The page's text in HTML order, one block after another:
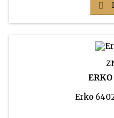

Erko